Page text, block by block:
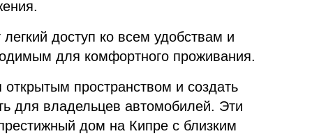
доступ ко всем удобствам и
для комфортного проживания.
пространством и создать
для владельцев автомобилей. Эти
дом на Кипре с близким